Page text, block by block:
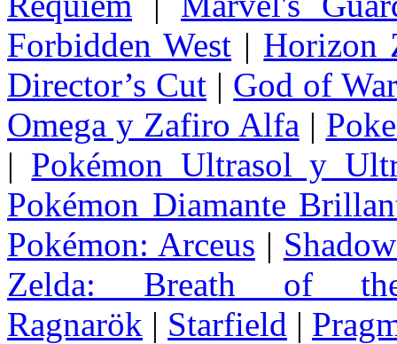
Forbidden West | Horizon
Director’s Cut | God of
Omega y Zafiro Alfa |
| Pokémon Ultrasol y
Pokémon Diamante
Pokémon: Arceus |
Zelda: Breath of
Ragnarök | Starfield |